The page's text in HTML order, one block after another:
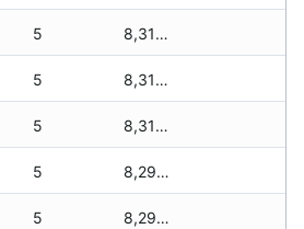
5 8,318 zł
5 8,318 zł
5 8,318 zł
5 8,298 zł
5 8,298 zł